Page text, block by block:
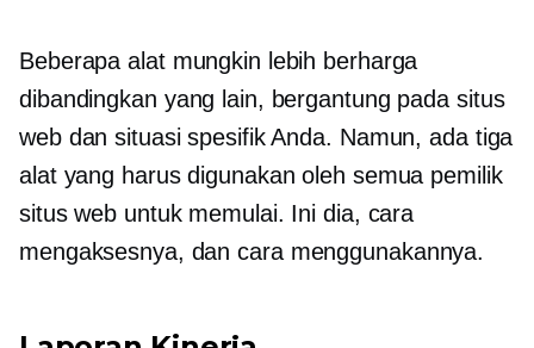
Beberapa alat mungkin lebih berharga
dibandingkan yang lain, bergantung pada situs
web dan situasi spesifik Anda. Namun, ada tiga
alat yang harus digunakan oleh semua pemilik
situs web untuk memulai. Ini dia, cara
mengaksesnya, dan cara menggunakannya.